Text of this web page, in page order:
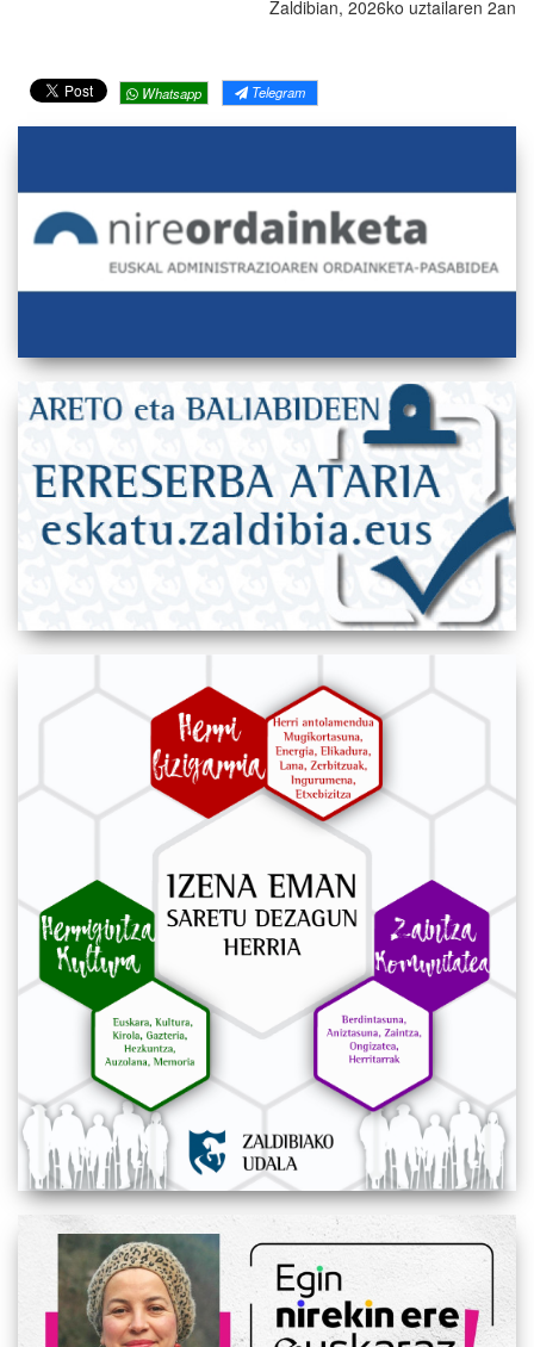
Zaldibian, 2026ko uztailaren 2an
Whatsapp Telegram